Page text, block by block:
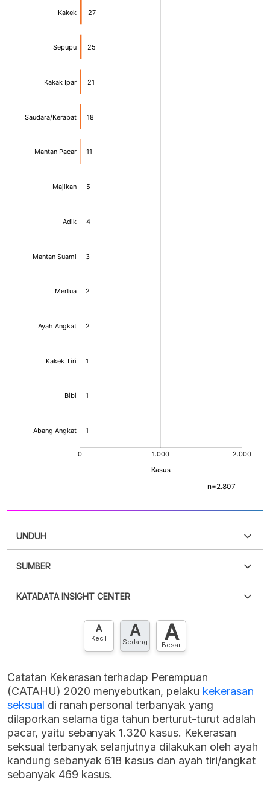
UNDUH
XLS
SUMBER
punya akun?Silakan Daftar sekarang
KATADATA INSIGHT CENTER
Hubungi sekarang »
A
Kecil A
Sedang A
Besar
Catatan Kekerasan terhadap Perempuan
(CATAHU) 2020 menyebutkan, pelaku kekerasan
seksual di ranah personal terbanyak yang
dilaporkan selama tiga tahun berturut-turut adalah
pacar, yaitu sebanyak 1.320 kasus. Kekerasan
seksual terbanyak selanjutnya dilakukan oleh ayah
kandung sebanyak 618 kasus dan ayah tiri/angkat
sebanyak 469 kasus.